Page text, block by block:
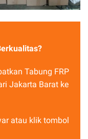
Tabung FRP
Jakarta Barat ke
atau klik tombol